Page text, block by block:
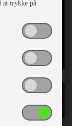
og Fiber
at trykke på